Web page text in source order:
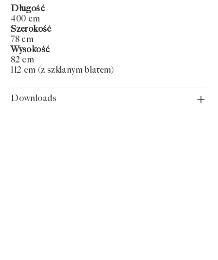
Długość
400 cm
Szerokość
78 cm
Wysokość
82 cm
112 cm (z szklanym blatem)
Downloads